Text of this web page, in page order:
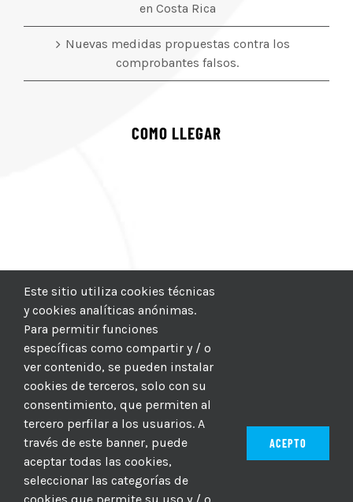
en Costa Rica
Nuevas medidas propuestas contra los
comprobantes falsos.
COMO LLEGAR
© 2012–2025 |CICIC| Hosting: Hosting Para PYMES
Este sitio utiliza cookies técnicas
y cookies analíticas anónimas.
Para permitir funciones
específicas como compartir y / o
ver contenido, se pueden instalar
cookies de terceros, solo con su
consentimiento, que permiten al
tercero perfilar a los usuarios. A
través de este banner, puede
aceptar todas las cookies,
seleccionar las categorías de
ACEPTO